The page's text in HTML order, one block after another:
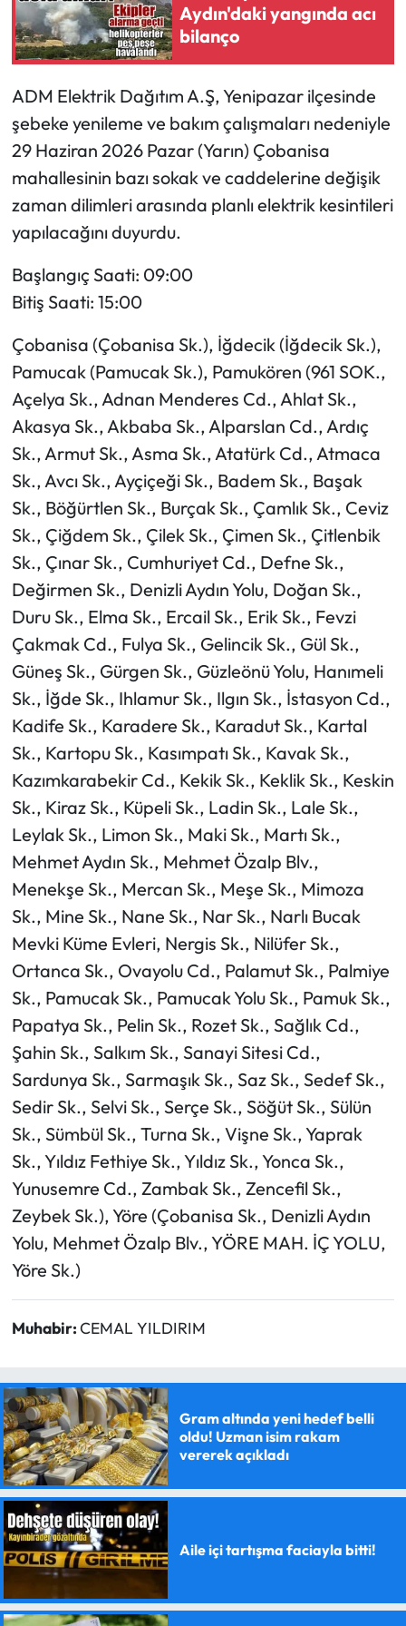
Aydın'daki yangında acı
bilanço
ADM Elektrik Dağıtım A.Ş, Yenipazar ilçesinde
şebeke yenileme ve bakım çalışmaları nedeniyle
29 Haziran 2026 Pazar (Yarın) Çobanisa
mahallesinin bazı sokak ve caddelerine değişik
zaman dilimleri arasında planlı elektrik kesintileri
yapılacağını duyurdu.
Başlangıç Saati: 09:00
Bitiş Saati: 15:00
Çobanisa (Çobanisa Sk.), İğdecik (İğdecik Sk.),
Pamucak (Pamucak Sk.), Pamukören (961 SOK.,
Açelya Sk., Adnan Menderes Cd., Ahlat Sk.,
Akasya Sk., Akbaba Sk., Alparslan Cd., Ardıç
Sk., Armut Sk., Asma Sk., Atatürk Cd., Atmaca
Sk., Avcı Sk., Ayçiçeği Sk., Badem Sk., Başak
Sk., Böğürtlen Sk., Burçak Sk., Çamlık Sk., Ceviz
Sk., Çiğdem Sk., Çilek Sk., Çimen Sk., Çitlenbik
Sk., Çınar Sk., Cumhuriyet Cd., Defne Sk.,
Değirmen Sk., Denizli Aydın Yolu, Doğan Sk.,
Duru Sk., Elma Sk., Ercail Sk., Erik Sk., Fevzi
Çakmak Cd., Fulya Sk., Gelincik Sk., Gül Sk.,
Güneş Sk., Gürgen Sk., Güzleönü Yolu, Hanımeli
Sk., İğde Sk., Ihlamur Sk., Ilgın Sk., İstasyon Cd.,
Kadife Sk., Karadere Sk., Karadut Sk., Kartal
Sk., Kartopu Sk., Kasımpatı Sk., Kavak Sk.,
Kazımkarabekir Cd., Kekik Sk., Keklik Sk., Keskin
Sk., Kiraz Sk., Küpeli Sk., Ladin Sk., Lale Sk.,
Leylak Sk., Limon Sk., Maki Sk., Martı Sk.,
Mehmet Aydın Sk., Mehmet Özalp Blv.,
Menekşe Sk., Mercan Sk., Meşe Sk., Mimoza
Sk., Mine Sk., Nane Sk., Nar Sk., Narlı Bucak
Mevki Küme Evleri, Nergis Sk., Nilüfer Sk.,
Ortanca Sk., Ovayolu Cd., Palamut Sk., Palmiye
Sk., Pamucak Sk., Pamucak Yolu Sk., Pamuk Sk.,
Papatya Sk., Pelin Sk., Rozet Sk., Sağlık Cd.,
Şahin Sk., Salkım Sk., Sanayi Sitesi Cd.,
Sardunya Sk., Sarmaşık Sk., Saz Sk., Sedef Sk.,
Sedir Sk., Selvi Sk., Serçe Sk., Söğüt Sk., Sülün
Sk., Sümbül Sk., Turna Sk., Vişne Sk., Yaprak
Sk., Yıldız Fethiye Sk., Yıldız Sk., Yonca Sk.,
Yunusemre Cd., Zambak Sk., Zencefil Sk.,
Zeybek Sk.), Yöre (Çobanisa Sk., Denizli Aydın
Yolu, Mehmet Özalp Blv., YÖRE MAH. İÇ YOLU,
Yöre Sk.)
Muhabir:CEMAL YILDIRIM
Gram altında yeni hedef belli
oldu! Uzman isim rakam
vererek açıkladı
Aile içi tartışma faciayla bitti!